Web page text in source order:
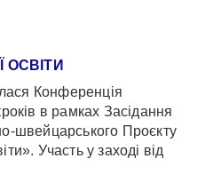
ОСВІТИ
Конференція
в рамках Засідання
швейцарського Проєкту
Участь у заході від